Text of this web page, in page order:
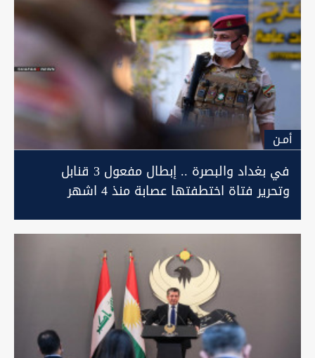
أمـن
في بغداد والبصرة .. إبطال مفعول 3 قنابل
وتحرير فتاة اختطفتها عصابة منذ 4 اشهر